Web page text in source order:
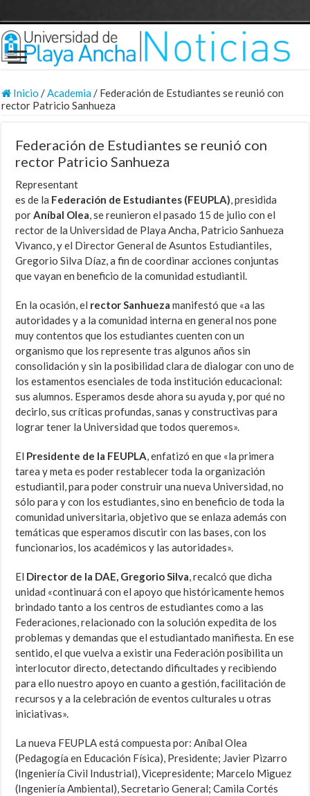
Inicio /Academia/ Federación de Estudiantes se reunió con
rector Patricio Sanhueza
Federación de Estudiantes se reunió con
rector Patricio Sanhueza
Representant
es de la Federación de Estudiantes (FEUPLA), presidida
porAníbal Olea, se reunieron el pasado 15 de julio con el
rector de la Universidad de Playa Ancha, Patricio Sanhueza
Vivanco, y el Director General de Asuntos Estudiantiles,
Gregorio Silva Díaz, a fin de coordinar acciones conjuntas
que vayan en beneficio de la comunidad estudiantil.
En la ocasión, el rector Sanhueza manifestó que «a las
autoridades y a la comunidad interna en general nos pone
muy contentos que los estudiantes cuenten con un
organismo que los represente tras algunos años sin
consolidación y sin la posibilidad clara de dialogar con uno de
los estamentos esenciales de toda institución educacional:
sus alumnos. Esperamos desde ahora su ayuda y, por qué no
decirlo, sus críticas profundas, sanas y constructivas para
lograr tener la Universidad que todos queremos».
El Presidente de la FEUPLA, enfatizó en que «la primera
tarea y meta es poder restablecer toda la organización
estudiantil, para poder construir una nueva Universidad, no
sólo para y con los estudiantes, sino en beneficio de toda la
comunidad universitaria, objetivo que se enlaza además con
temáticas que esperamos discutir con las bases, con los
funcionarios, los académicos y las autoridades».
El Director de la DAE, Gregorio Silva, recalcó que dicha
unidad «continuará con el apoyo que históricamente hemos
brindado tanto a los centros de estudiantes como a las
Federaciones, relacionado con la solución expedita de los
problemas y demandas que el estudiantado manifiesta. En ese
sentido, el que vuelva a existir una Federación posibilita un
interlocutor directo, detectando dificultades y recibiendo
para ello nuestro apoyo en cuanto a gestión, facilitación de
recursos y a la celebración de eventos culturales u otras
iniciativas».
La nueva FEUPLA está compuesta por: Aníbal Olea
(Pedagogía en Educación Física), Presidente; Javier Pizarro
(Ingeniería Civil Industrial), Vicepresidente; Marcelo Miguez
(Ingeniería Ambiental), Secretario General; Camila Cortés